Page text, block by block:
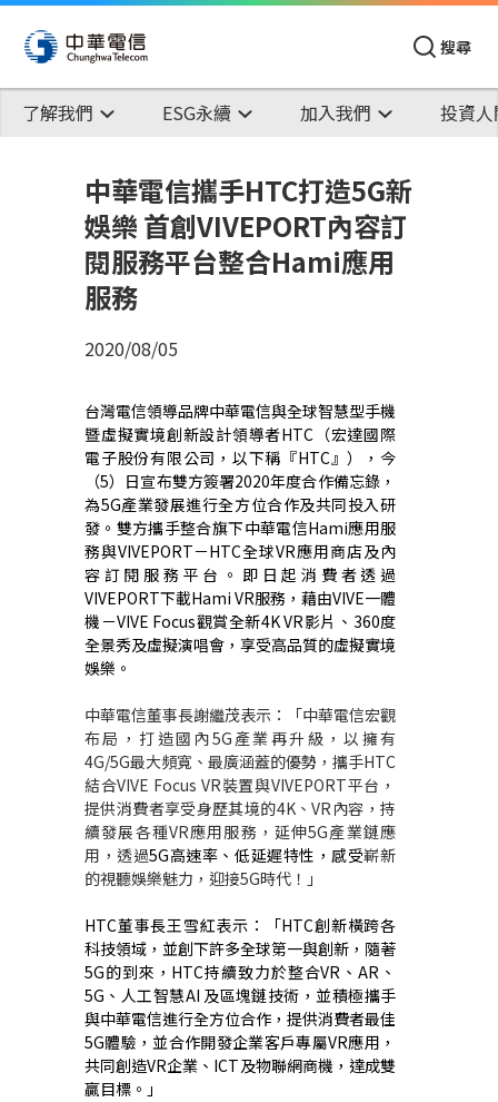
搜尋
了解我們 ESG永續 加入我們 投資
中華電信攜手HTC打造5G新
娛樂 首創VIVEPORT內容訂
閱服務平台整合Hami應用
服務
2020/08/05
台灣電信領導品牌中華電信與全球智慧型手機
暨虛擬實境創新設計領導者HTC （宏達國際
電子股份有限公司，以下稱『HTC』），今
（5）日宣布雙方簽署2020年度合作備忘錄，
為5G產業發展進行全方位合作及共同投入研
發。雙方攜手整合旗下中華電信Hami應用服
務與VIVEPORT－HTC全球VR應用商店及內
容訂閱服務平台。即日起消費者透過
VIVEPORT下載Hami VR服務，藉由VIVE一體
機 －VIVE Focus觀賞全新4K VR影片、 360度
全景秀及虛擬演唱會，享受高品質的虛擬實境
娛樂。
中華電信董事長謝繼茂表示：「中華電信宏觀
布局，打造國內5G 產業再升級，以擁有
4G/5G最大頻寬、最廣涵蓋的優勢，攜手HTC
結合VIVE Focus VR裝置與VIVEPORT平台，
提供消費者享受身歷其境的4K、VR 內容，持
續發展各種VR應用服務，延伸5G產業鏈應
用，透過5G高速率、低延遲特性，感受嶄新
的視聽娛樂魅力，迎接5G時代！」
HTC董事長王雪紅表示：「HTC創新橫跨各
科技領域，並創下許多全球第一與創新，隨著
5G的到來， HTC持續致力於整合VR 、AR 、
5G 、人工智慧AI 及區塊鏈技術，並積極攜手
與中華電信進行全方位合作，提供消費者最佳
5G體驗，並合作開發企業客戶專屬VR應用，
共同創造VR企業、 ICT及物聯網商機，達成雙
贏目標。」